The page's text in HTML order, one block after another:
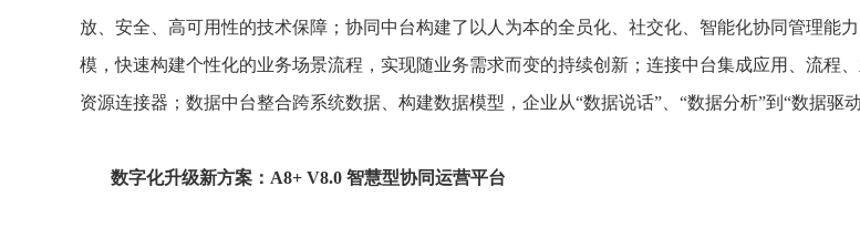
放、安全、高可用性的技术保障；协同中台构建了以人为本的全员化、社交化、智能化协同管理能
模，快速构建个性化的业务场景流程，实现随业务需求而变的持续创新；连接中台集成应用、流程
资源连接器；数据中台整合跨系统数据、构建数据模型，企业从“数据说话”、“数据分析”到“数据驱
数字化升级新方案：A8+ V8.0 智慧型协同运营平台